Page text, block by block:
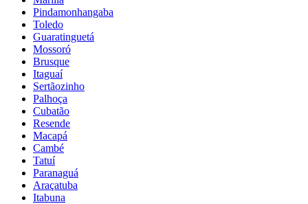
Pindamonhangaba
Toledo
Guaratinguetá
Mossoró
Brusque
Itaguaí
Sertãozinho
Palhoça
Cubatão
Resende
Macapá
Cambé
Tatuí
Paranaguá
Araçatuba
Itabuna